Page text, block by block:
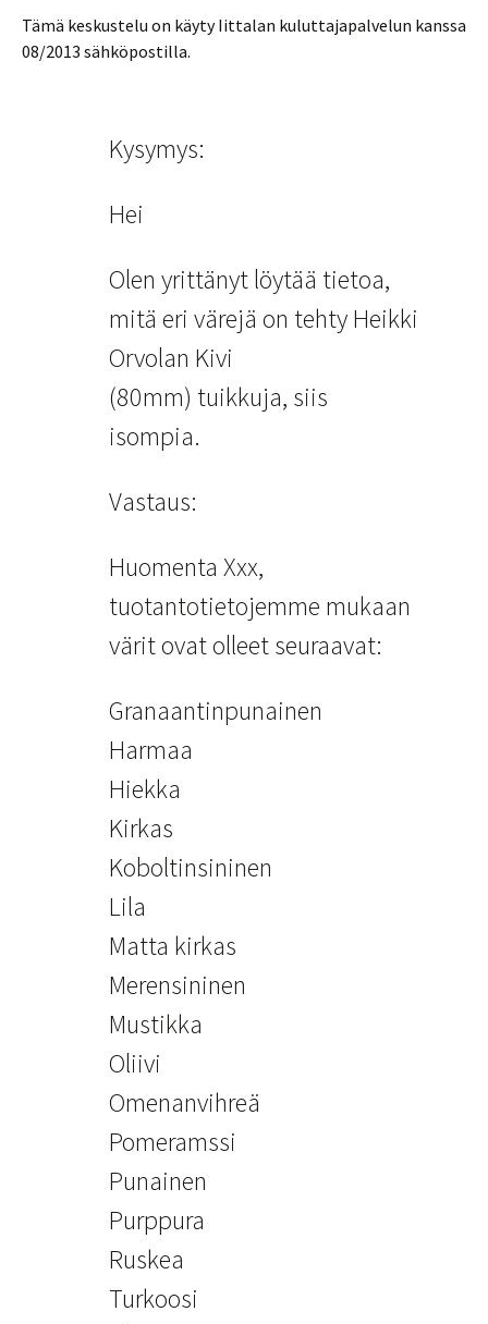
Tämä keskustelu on käyty Iittalan kuluttajapalvelun kanssa
08/2013 sähköpostilla.
Kysymys:
Hei
Olen yrittänyt löytää tietoa,
mitä eri värejä on tehty Heikki
Orvolan Kivi
(80mm) tuikkuja, siis
isompia.
Vastaus:
Huomenta Xxx,
tuotantotietojemme mukaan
värit ovat olleet seuraavat:
Granaantinpunainen
Harmaa
Hiekka
Kirkas
Koboltinsininen
Lila
Matta kirkas
Merensininen
Mustikka
Oliivi
Omenanvihreä
Pomeramssi
Punainen
Purppura
Ruskea
Turkoosi